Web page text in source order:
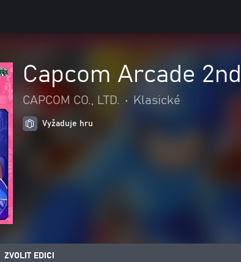
Capcom Arcade
CAPCOM CO., LTD. • Klasické
Vyžaduje hru
ZVOLIT EDICI